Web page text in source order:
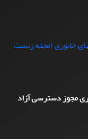
جانوری (مجله زیست
مجوز دسترسی آزاد